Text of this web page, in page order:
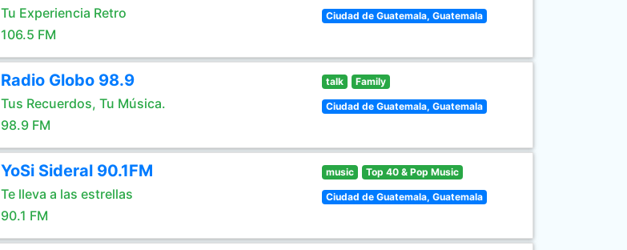
Tu Experiencia Retro
106.5 FM
Ciudad de Guatemala, Guatemala
Radio Globo 98.9
Tus Recuerdos, Tu Música.
98.9 FM
talk Family
Ciudad de Guatemala, Guatemala
YoSi Sideral 90.1FM
Te lleva a las estrellas
90.1 FM
music Top 40 & Pop Music
Ciudad de Guatemala, Guatemala